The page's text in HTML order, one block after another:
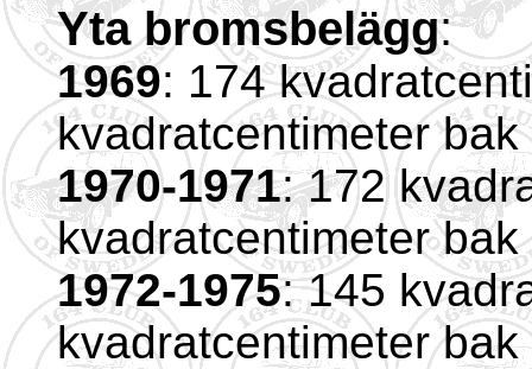
Yta bromsbelägg:
1969: 174
kvadratcentimeter bak
1970-1971: 172
kvadratcentimeter bak
1972-1975: 145
kvadratcentimeter bak